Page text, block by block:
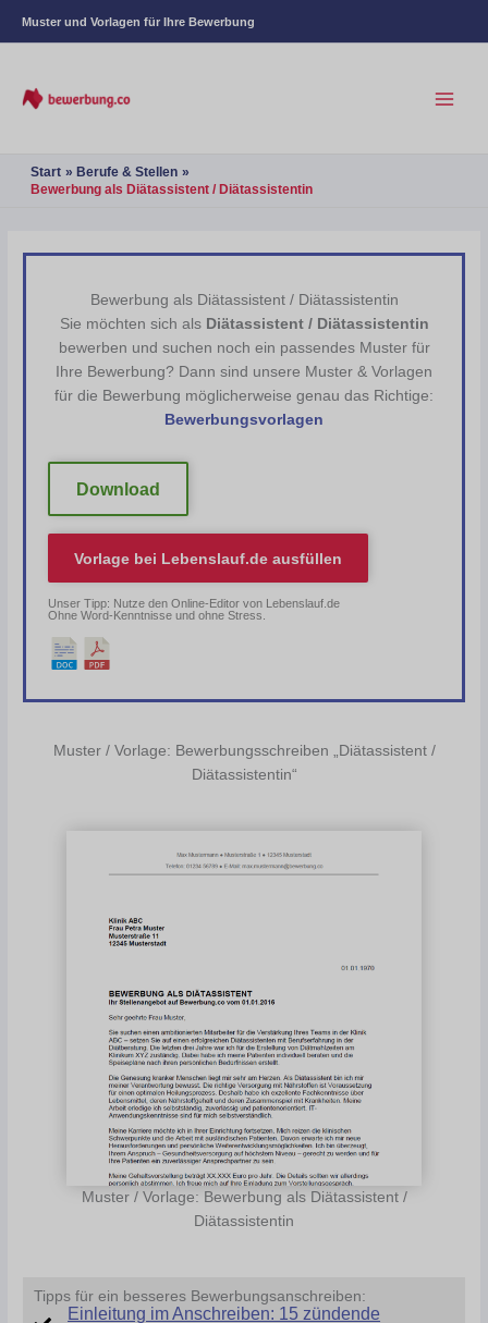
Muster und Vorlagen für Ihre Bewerbung
Start
Berufe & Stellen
Bewerbung als Diätassistent / Diätassistentin
Bewerbung als Diätassistent / Diätassistentin
Sie möchten sich als Diätassistent / Diätassistentin
bewerben und suchen noch ein passendes Muster für
Ihre Bewerbung? Dann sind unsere Muster & Vorlagen
für die Bewerbung möglicherweise genau das Richtige:
Bewerbungsvorlagen
Download
Vorlage bei Lebenslauf.de ausfüllen
Unser Tipp: Nutze den Online-Editor von Lebenslauf.de
Ohne Word-Kenntnisse und ohne Stress.
Muster / Vorlage: Bewerbungsschreiben „Diätassistent /
Diätassistentin“
Muster / Vorlage: Bewerbung als Diätassistent /
Diätassistentin
Tipps für ein besseres Bewerbungsanschreiben:
Einleitung im Anschreiben: 15 zündende